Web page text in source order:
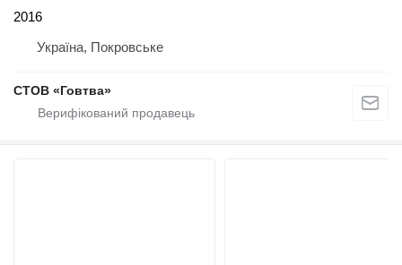
2016
Україна, Покровське
СТОВ «Говтва»